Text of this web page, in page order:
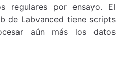
regulares por ensayo. El
de Labvanced tiene scripts
aún más los datos